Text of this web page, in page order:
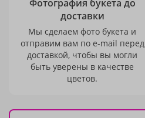
Фотография букета до
доставки
Мы сделаем фото букета и
отправим вам по e-mail перед
доставкой, чтобы вы могли
быть уверены в качестве
цветов.